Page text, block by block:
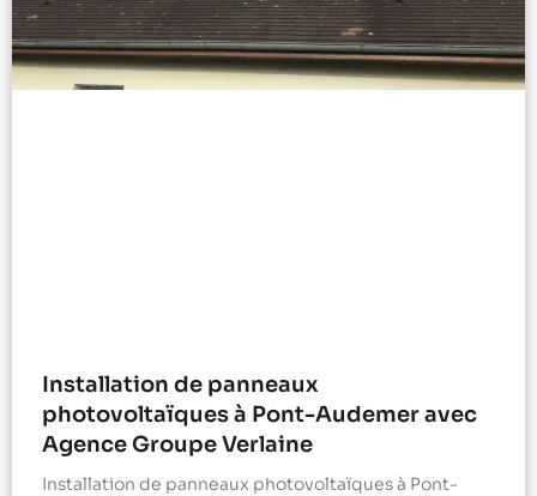
Installation de panneaux
photovoltaïques à Pont-Audemer avec
Agence Groupe Verlaine
Installation de panneaux photovoltaïques à Pont-